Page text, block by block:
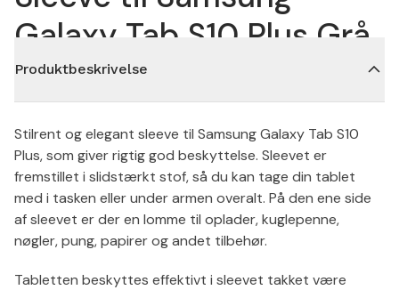
Galaxy Tab S10 Plus Grå
Produktbeskrivelse
Stilrent og elegant sleeve til Samsung Galaxy Tab S10
Plus, som giver rigtig god beskyttelse. Sleevet er
fremstillet i slidstærkt stof, så du kan tage din tablet
med i tasken eller under armen overalt. På den ene side
af sleevet er der en lomme til oplader, kuglepenne,
nøgler, pung, papirer og andet tilbehør.
Tabletten beskyttes effektivt i sleevet takket være